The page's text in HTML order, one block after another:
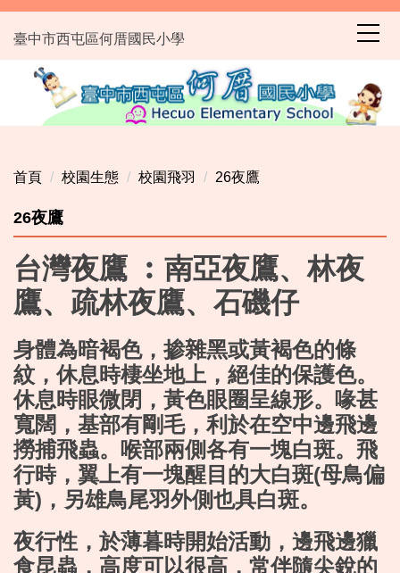
跳
到
主
臺中市西屯區何厝國民小學
首頁 校園生態 校園飛羽 26夜鷹
26夜鷹
台灣夜鷹 ︰南亞夜鷹、林夜
鷹、疏林夜鷹、石磯仔
身體為暗褐色，掺雜黑或黃褐色的條
紋，休息時棲坐地上，絕佳的保護色。
休息時眼微閉，黃色眼圈呈線形。喙甚
寬闊，基部有剛毛，利於在空中邊飛邊
撈捕飛蟲。喉部兩側各有一塊白斑。飛
行時，翼上有一塊醒目的大白斑(母鳥偏
黃)，另雄鳥尾羽外側也具白斑。
夜行性，於薄暮時開始活動，邊飛邊獵
食昆蟲，高度可以很高，常伴隨尖銳的